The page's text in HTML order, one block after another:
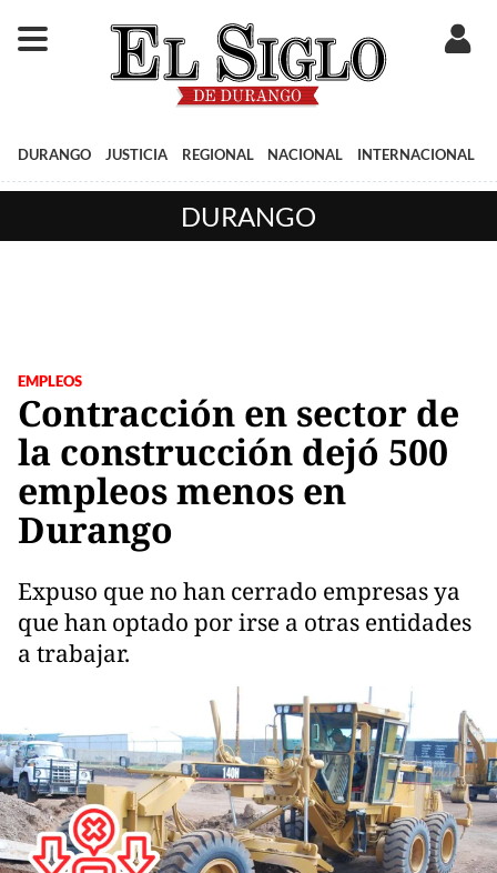
DURANGO JUSTICIA REGIONAL NACIONAL INTERNACIONAL
DURANGO
EMPLEOS
Contracción en sector de
la construcción dejó 500
empleos menos en
Durango
Expuso que no han cerrado empresas ya
que han optado por irse a otras entidades
a trabajar.